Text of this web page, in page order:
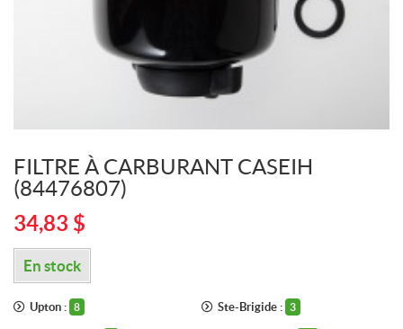
FILTRE À CARBURANT CASEIH
(84476807)
34,83 $
En stock
Upton : 8 Ste-Brigide : 3